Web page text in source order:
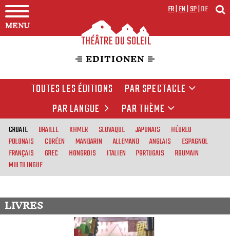
MENU
FR|EN|SP|DE
EDITIONEN
TOUTES LES ÉDITIONS
PAR SPECTACLE
PAR LANGUE
PAR THÈME
CROATE BRAILLE KHMER SLOVAQUE JAPONAIS
HÉBREU
POLONAIS
CORÉEN MANDARIN ALLEMAND ANGLAIS
ESPAGNOL
FRANÇAIS
GREC HONGROIS ITALIEN PORTUGAIS
ROUMAIN
MULTILINGUE
LIVRES